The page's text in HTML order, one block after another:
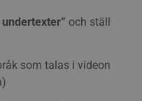
och ställ
som talas i videon